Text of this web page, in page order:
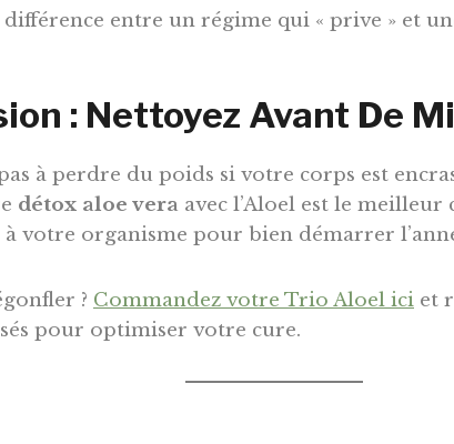
différence entre un régime qui « prive » et
: Nettoyez Avant De
à perdre du poids si votre corps est
détox aloe vera avec l’Aloel est le meilleur
votre organisme pour bien démarrer
? Commandez votre Trio Aloel ici et
pour optimiser votre cure.